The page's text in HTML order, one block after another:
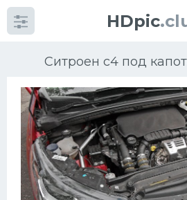
HDpic
Ситроен с4 под
Категории